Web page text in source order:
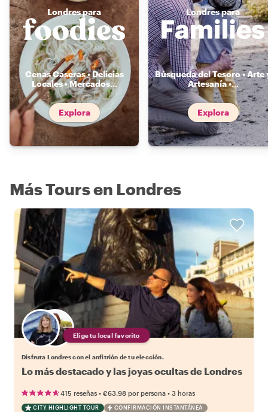
Londres para
Cenas Caseras • Delicias
Locales • Mercados...
Explora
Londres para
Búsqueda del Tesoro • Arte
Artesanía •...
Explora
Más Tours en Londres
Elige tu local favorito
Disfruta Londres con el anfitrión de tu elección.
Lo más destacado y las joyas ocultas de Londres
415 reseñas • €63.98 por persona • 3 horas
CITY HIGHLIGHT TOUR CONFIRMACIÓN INSTANTÁNEA